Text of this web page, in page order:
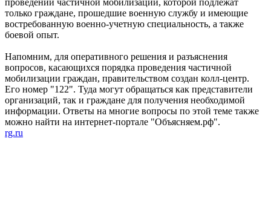
только граждане, прошедшие военную службу и имеющие
востребованную военно-учетную специальность, а также
боевой опыт.
Напомним, для оперативного решения и разъяснения
вопросов, касающихся порядка проведения частичной
мобилизации граждан, правительством создан колл-центр.
Его номер "122". Туда могут обращаться как представители
организаций, так и граждане для получения необходимой
информации. Ответы на многие вопросы по этой теме также
можно найти на интернет-портале "Объясняем.рф".
rg.ru